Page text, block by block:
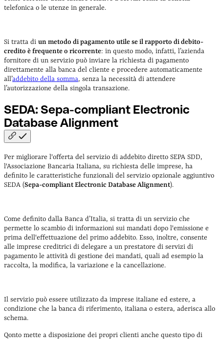
telefonica o le utenze in generale.
Si tratta di un metodo di pagamento utile se il rapporto di debito-
credito è frequente o ricorrente: in questo modo, infatti, l’azienda
fornitore di un servizio può inviare la richiesta di pagamento
direttamente alla banca del cliente e procedere automaticamente
all’addebito della somma, senza la necessità di attendere
l’autorizzazione della singola transazione.
SEDA: Sepa-compliant Electronic
DatabaseAlignment
Per migliorare l'offerta del servizio di addebito diretto SEPA SDD,
l'Associazione Bancaria Italiana, su richiesta delle imprese, ha
definito le caratteristiche funzionali del servizio opzionale aggiuntivo
SEDA (Sepa-compliant Electronic Database Alignment).
Come definito dalla Banca d’Italia, si tratta di un servizio che
permette lo scambio di informazioni sui mandati dopo l'emissione e
prima dell'effettuazione del primo addebito. Esso, inoltre, consente
alle imprese creditrici di delegare a un prestatore di servizi di
pagamento le attività di gestione dei mandati, quali ad esempio la
raccolta, la modifica, la variazione e la cancellazione.
Il servizio può essere utilizzato da imprese italiane ed estere, a
condizione che la banca di riferimento, italiana o estera, aderisca allo
schema.
Qonto mette a disposizione dei propri clienti anche questo tipo di